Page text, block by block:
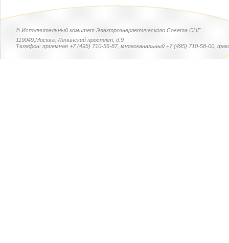
© Исполнительный комитет Электроэнергетического Совета СНГ
119049,Москва, Ленинский проспект, д.9
Телефон: приемная +7 (495) 710-56-87, многоканальный +7 (495) 710-58-00,